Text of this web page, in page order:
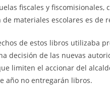
fiscales y fiscomisionales,
materiales escolares es de
de estos libros utilizaba
decisión de las nuevas
limiten el accionar del
año no entregarán libros.